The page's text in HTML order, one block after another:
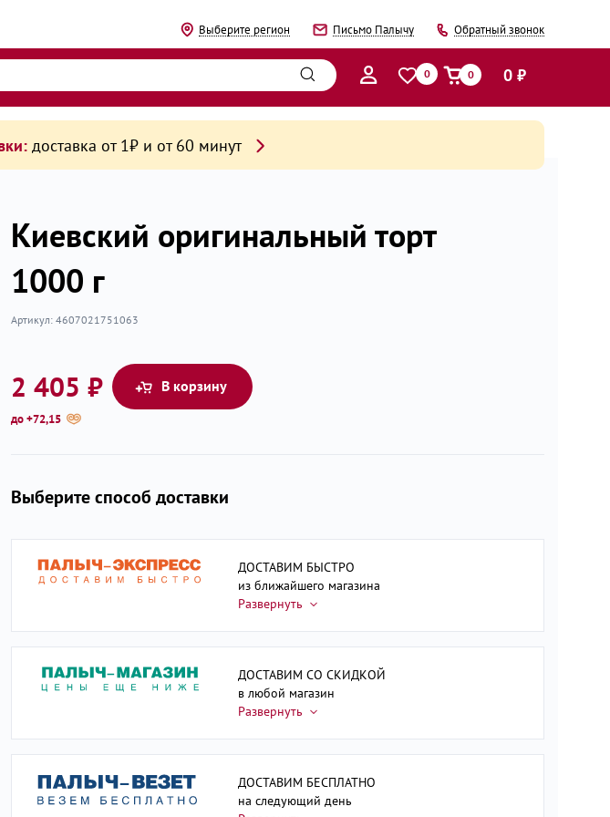
Выберите регион Письмо Палычу Обратный звонок
0 0 0 ₽
доставка от 1₽ и от 60 минут
Киевский оригинальный торт
1000 г
Артикул: 4607021751063
2 405 ₽ В корзину
до +72,15
Выберите способ доставки
ДОСТАВИМ БЫСТРО
из ближайшего магазина
ДОСТАВИМ СО СКИДКОЙ
в любой магазин
ДОСТАВИМ БЕСПЛАТНО
на следующий день